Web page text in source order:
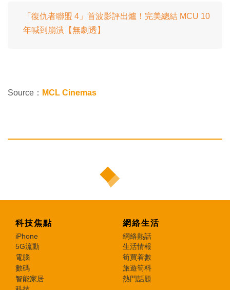
「復仇者聯盟 4」首波影評出爐！完美總結 MCU 10
年喊到崩潰【無劇透】
Source： MCL Cinemas
科技焦點
iPhone
5G流動
電腦
數碼
智能家居
網絡生活
網絡熱話
生活情報
筍買着數
旅遊筍料
熱門話題